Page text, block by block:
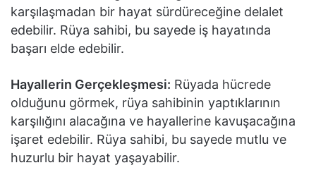
karşılaşmadan bir hayat sürdüreceğine delalet
edebilir. Rüya sahibi, bu sayede iş hayatında
başarı elde edebilir.
Hayallerin Gerçekleşmesi: Rüyada hücrede
olduğunu görmek, rüya sahibinin yaptıklarının
karşılığını alacağına ve hayallerine kavuşacağına
işaret edebilir. Rüya sahibi, bu sayede mutlu ve
huzurlu bir hayat yaşayabilir.